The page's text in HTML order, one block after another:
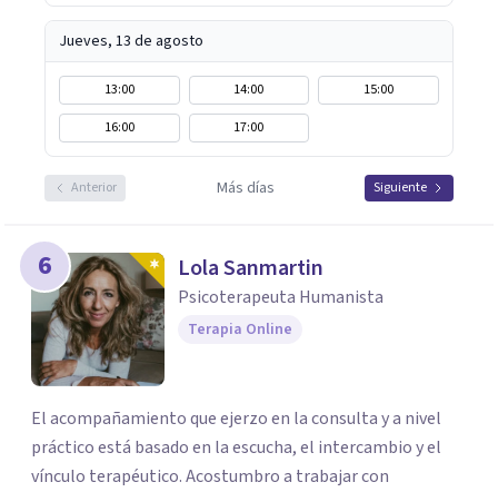
Jueves, 13 de agosto
13:00 14:00
15:00
16:00
17:00
Anterior Más días Siguiente
6 Lola Sanmartin
Psicoterapeuta Humanista
Terapia Online
El acompañamiento que ejerzo en la consulta y a nivel
práctico está basado en la escucha, el intercambio y el
vínculo terapéutico. Acostumbro a trabajar con